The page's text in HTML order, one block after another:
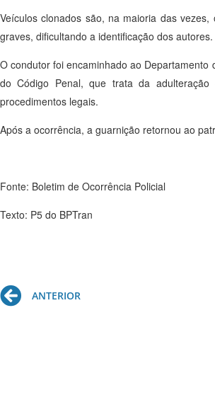
Veículos clonados são, na maioria das
graves, dificultando a identificação dos
O condutor foi encaminhado ao
do Código Penal, que trata da
procedimentos legais.
Após a ocorrência, a guarnição retornou ao
Fonte: Boletim de Ocorrência Policial
Texto: P5 do BPTran
Prev
ANTERIOR